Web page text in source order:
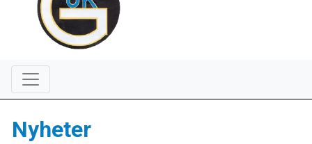
Nyheter